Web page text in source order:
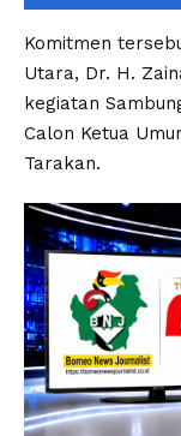
Komitmen
Utara, Dr. H.
kegiatan
Calon Ketua
Tarakan.